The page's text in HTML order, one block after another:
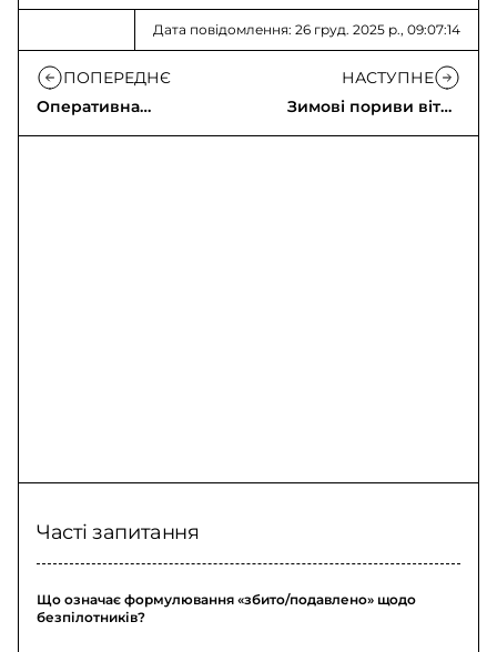
Дата повідомлення: 26 груд. 2025 р., 09:07:14
ПОПЕРЕДНЄ
Оперативна
інформація щодо
НАСТУПНЕ
Зимові пориви вітру
та ожеледиця по
Часті запитання
Що означає формулювання «збито/подавлено» щодо
безпілотників?